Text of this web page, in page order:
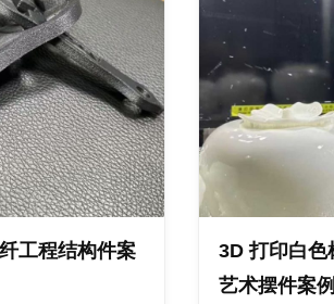
工程结构件案
3D 打印白
艺术摆件案例